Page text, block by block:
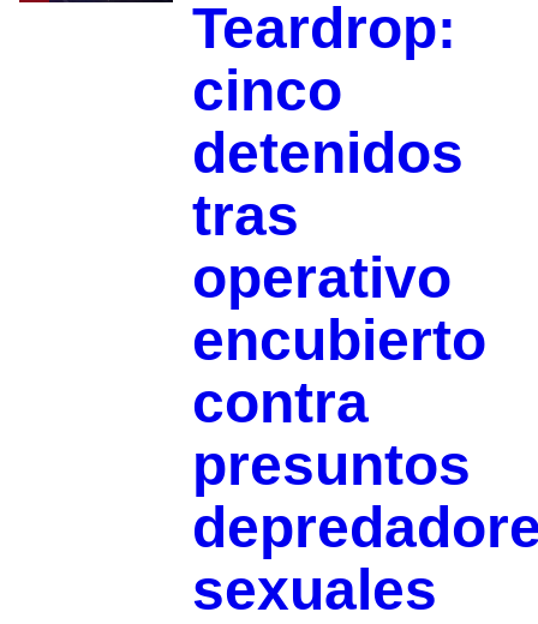
Teardrop:
cinco
detenidos
tras
operativo
encubierto
contra
presuntos
sexuales